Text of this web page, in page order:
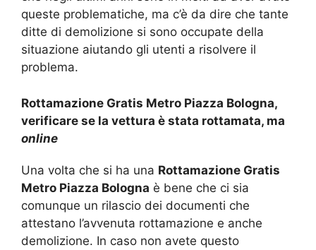
queste problematiche, ma c’è da dire che tante
ditte di demolizione si sono occupate della
situazione aiutando gli utenti a risolvere il
problema.
Rottamazione Gratis Metro Piazza Bologna,
verificare se la vettura è stata rottamata, ma
online
Una volta che si ha una Rottamazione Gratis
Metro Piazza Bologna è bene che ci sia
comunque un rilascio dei documenti che
attestano l’avvenuta rottamazione e anche
demolizione. In caso non avete questo